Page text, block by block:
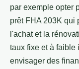
par exemple opter
prêt FHA 203K qui
l'achat et la
taux fixe et à faible
envisager des